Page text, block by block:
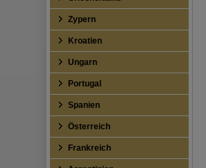
Zypern
Kroatien
Ungarn
Portugal
Spanien
Österreich
Frankreich